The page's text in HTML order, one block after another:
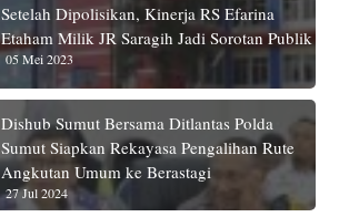
Setelah Dipolisikan, Kinerja RS Efarina
Etaham Milik JR Saragih Jadi Sorotan Publik
05 Mei 2023
Dishub Sumut Bersama Ditlantas Polda
Sumut Siapkan Rekayasa Pengalihan Rute
Angkutan Umum ke Berastagi
27 Jul 2024